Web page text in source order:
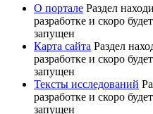
О портале Раздел
разработке и скоро будет
запущен
Карта сайта Раздел
разработке и скоро будет
запущен
Тексты исследований
разработке и скоро будет
запущен